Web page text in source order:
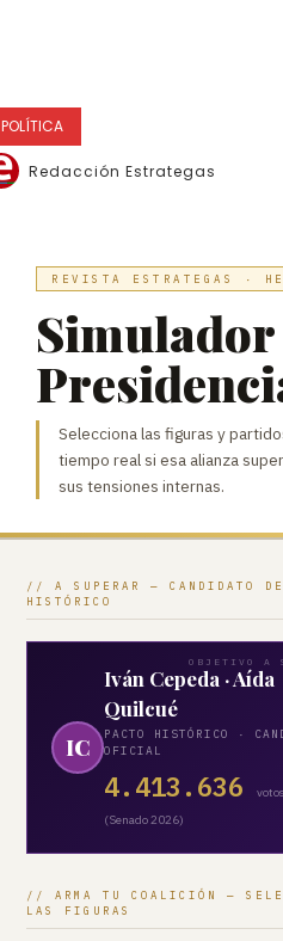
Editorial
Cultura
POLÍTICA
Redacción Estrategas
REVISTA ESTRATEGAS ·
Simulador
Selecciona las figuras y
tiempo real si esa alianza
sus tensiones internas.
// A SUPERAR — CANDIDATO
HISTÓRICO
IC
Iván Cepeda · Aída
Quilcué
PACTO HISTÓRICO ·
OFICIAL
4.413.636
(Senado 2026)
// ARMA TU COALICIÓN —
LAS FIGURAS